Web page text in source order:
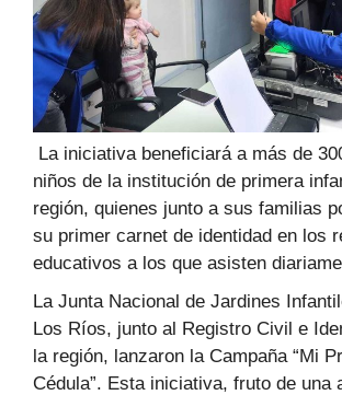
La iniciativa beneficiará a más de
niños de la institución de primera
región, quienes junto a sus familias
su primer carnet de identidad en los
educativos a los que asisten
La Junta Nacional de Jardines
Los Ríos, junto al Registro Civil e
la región, lanzaron la Campaña “Mi
Cédula”. Esta iniciativa, fruto de una